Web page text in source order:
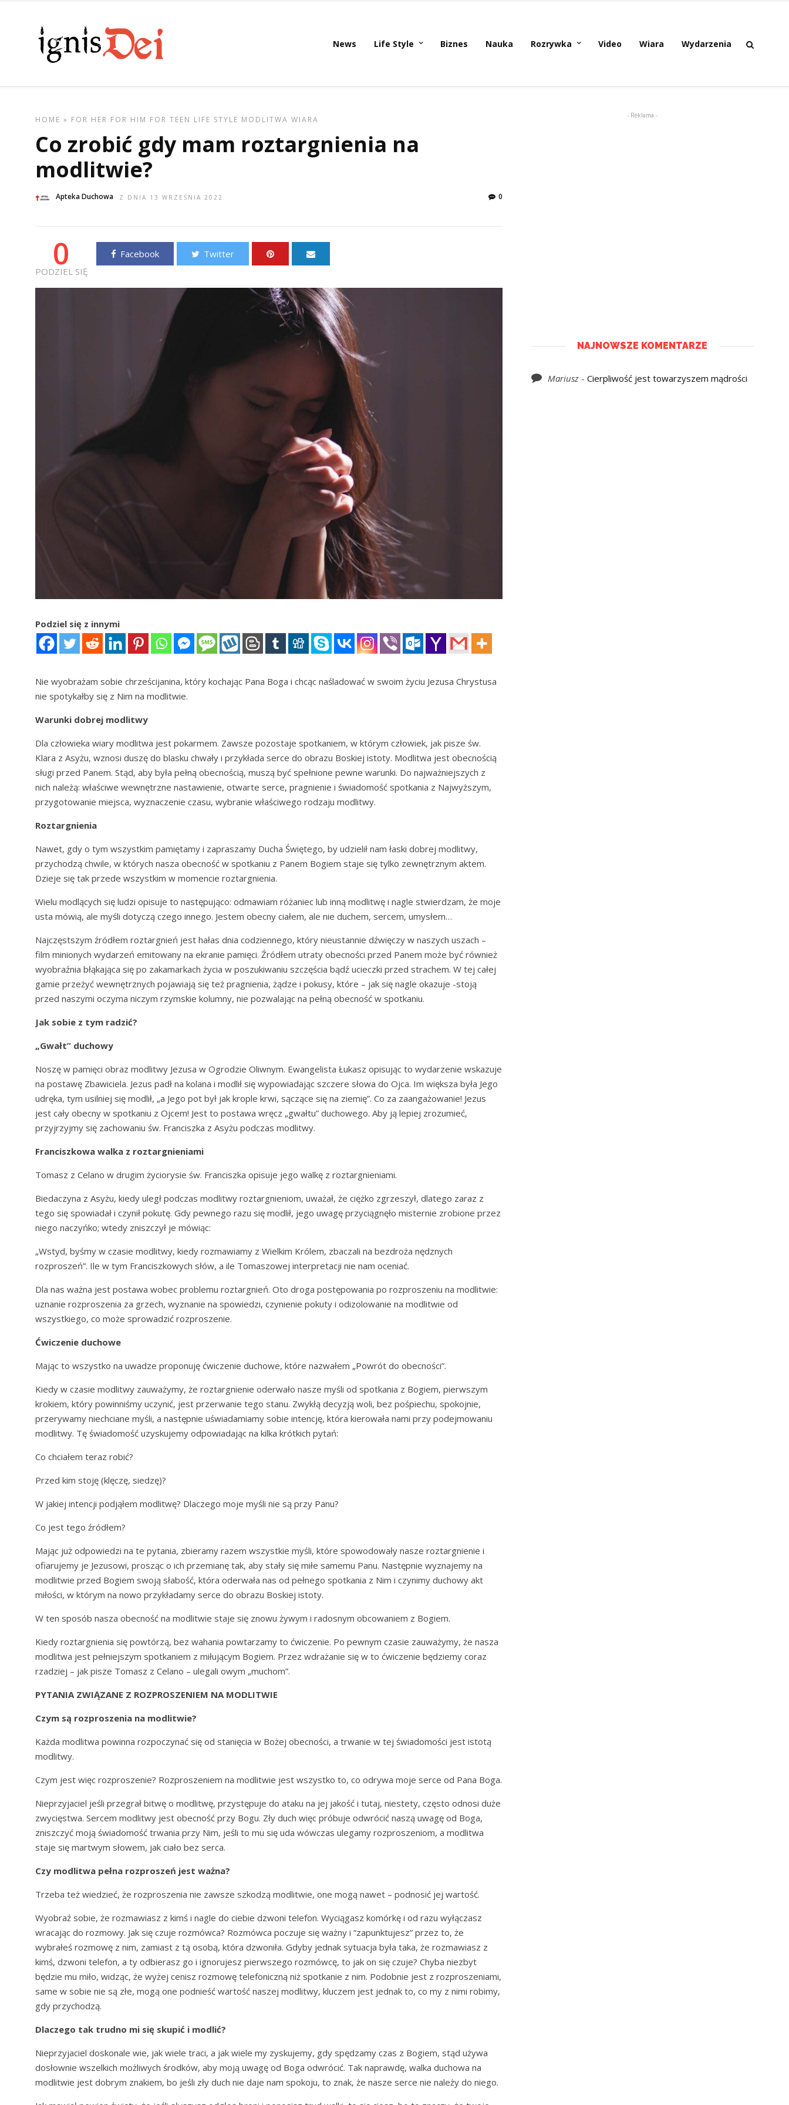
News Life Style Biznes Nauka Rozrywka Video Wiara Wydarzenia
HOME » FOR HER FOR HIM FOR TEEN LIFE STYLE MODLITWA WIARA
Co zrobić gdy mam roztargnienia na
modlitwie?
Apteka Duchowa Z DNIA 13 WRZEŚNIA 2022 0
0
PODZIEL SIĘ
Facebook Twitter
Podziel się z innymi
Nie wyobrażam sobie chrześcijanina, który kochając Pana Boga i chcąc naśladować w swoim życiu Jezusa Chrystusa
nie spotykałby się z Nim na modlitwie.
Warunki dobrej modlitwy
Dla człowieka wiary modlitwa jest pokarmem. Zawsze pozostaje spotkaniem, w którym człowiek, jak pisze św.
Klara z Asyżu, wznosi duszę do blasku chwały i przykłada serce do obrazu Boskiej istoty. Modlitwa jest obecnością
sługi przed Panem. Stąd, aby była pełną obecnością, muszą być spełnione pewne warunki. Do najważniejszych z
nich należą: właściwe wewnętrzne nastawienie, otwarte serce, pragnienie i świadomość spotkania z Najwyższym,
przygotowanie miejsca, wyznaczenie czasu, wybranie właściwego rodzaju modlitwy.
Roztargnienia
Nawet, gdy o tym wszystkim pamiętamy i zapraszamy Ducha Świętego, by udzielił nam łaski dobrej modlitwy,
przychodzą chwile, w których nasza obecność w spotkaniu z Panem Bogiem staje się tylko zewnętrznym aktem.
Dzieje się tak przede wszystkim w momencie roztargnienia.
Wielu modlących się ludzi opisuje to następująco: odmawiam różaniec lub inną modlitwę i nagle stwierdzam, że moje
usta mówią, ale myśli dotyczą czego innego. Jestem obecny ciałem, ale nie duchem, sercem, umysłem…
Najczęstszym źródłem roztargnień jest hałas dnia codziennego, który nieustannie dźwięczy w naszych uszach –
film minionych wydarzeń emitowany na ekranie pamięci. Źródłem utraty obecności przed Panem może być również
wyobraźnia błąkająca się po zakamarkach życia w poszukiwaniu szczęścia bądź ucieczki przed strachem. W tej całej
gamie przeżyć wewnętrznych pojawiają się też pragnienia, żądze i pokusy, które – jak się nagle okazuje -stoją
przed naszymi oczyma niczym rzymskie kolumny, nie pozwalając na pełną obecność w spotkaniu.
Jak sobie z tym radzić?
„Gwałt” duchowy
Noszę w pamięci obraz modlitwy Jezusa w Ogrodzie Oliwnym. Ewangelista Łukasz opisując to wydarzenie wskazuje
na postawę Zbawiciela. Jezus padł na kolana i modlił się wypowiadając szczere słowa do Ojca. Im większa była Jego
udręka, tym usilniej się modlił, „a Jego pot był jak krople krwi, sączące się na ziemię”. Co za zaangażowanie! Jezus
jest cały obecny w spotkaniu z Ojcem! Jest to postawa wręcz „gwałtu” duchowego. Aby ją lepiej zrozumieć,
przyjrzyjmy się zachowaniu św. Franciszka z Asyżu podczas modlitwy.
Franciszkowa walka z roztargnieniami
Tomasz z Celano w drugim życiorysie św. Franciszka opisuje jego walkę z roztargnieniami.
Biedaczyna z Asyżu, kiedy uległ podczas modlitwy roztargnieniom, uważał, że ciężko zgrzeszył, dlatego zaraz z
tego się spowiadał i czynił pokutę. Gdy pewnego razu się modlił, jego uwagę przyciągnęło misternie zrobione przez
niego naczyńko; wtedy zniszczył je mówiąc:
„Wstyd, byśmy w czasie modlitwy, kiedy rozmawiamy z Wielkim Królem, zbaczali na bezdroża nędznych
rozproszeń”. Ile w tym Franciszkowych słów, a ile Tomaszowej interpretacji nie nam oceniać.
Dla nas ważna jest postawa wobec problemu roztargnień. Oto droga postępowania po rozproszeniu na modlitwie:
uznanie rozproszenia za grzech, wyznanie na spowiedzi, czynienie pokuty i odizolowanie na modlitwie od
wszystkiego, co może sprowadzić rozproszenie.
Ćwiczenie duchowe
Mając to wszystko na uwadze proponuję ćwiczenie duchowe, które nazwałem „Powrót do obecności”.
Kiedy w czasie modlitwy zauważymy, że roztargnienie oderwało nasze myśli od spotkania z Bogiem, pierwszym
krokiem, który powinniśmy uczynić, jest przerwanie tego stanu. Zwykłą decyzją woli, bez pośpiechu, spokojnie,
przerywamy niechciane myśli, a następnie uświadamiamy sobie intencję, która kierowała nami przy podejmowaniu
modlitwy. Tę świadomość uzyskujemy odpowiadając na kilka krótkich pytań:
Co chciałem teraz robić?
Przed kim stoję (klęczę, siedzę)?
W jakiej intencji podjąłem modlitwę? Dlaczego moje myśli nie są przy Panu?
Co jest tego źródłem?
Mając już odpowiedzi na te pytania, zbieramy razem wszystkie myśli, które spowodowały nasze roztargnienie i
ofiarujemy je Jezusowi, prosząc o ich przemianę tak, aby stały się miłe samemu Panu. Następnie wyznajemy na
modlitwie przed Bogiem swoją słabość, która oderwała nas od pełnego spotkania z Nim i czynimy duchowy akt
miłości, w którym na nowo przykładamy serce do obrazu Boskiej istoty.
W ten sposób nasza obecność na modlitwie staje się znowu żywym i radosnym obcowaniem z Bogiem.
Kiedy roztargnienia się powtórzą, bez wahania powtarzamy to ćwiczenie. Po pewnym czasie zauważymy, że nasza
modlitwa jest pełniejszym spotkaniem z miłującym Bogiem. Przez wdrażanie się w to ćwiczenie będziemy coraz
rzadziej – jak pisze Tomasz z Celano – ulegali owym „muchom”.
PYTANIA ZWIĄZANE Z ROZPROSZENIEM NA MODLITWIE
Czym są rozproszenia na modlitwie?
Każda modlitwa powinna rozpoczynać się od stanięcia w Bożej obecności, a trwanie w tej świadomości jest istotą
modlitwy.
Czym jest więc rozproszenie? Rozproszeniem na modlitwie jest wszystko to, co odrywa moje serce od Pana Boga.
Nieprzyjaciel jeśli przegrał bitwę o modlitwę, przystępuje do ataku na jej jakość i tutaj, niestety, często odnosi duże
zwycięstwa. Sercem modlitwy jest obecność przy Bogu. Zły duch więc próbuje odwrócić naszą uwagę od Boga,
zniszczyć moją świadomość trwania przy Nim, jeśli to mu się uda wówczas ulegamy rozproszeniom, a modlitwa
staje się martwym słowem, jak ciało bez serca.
Czy modlitwa pełna rozproszeń jest ważna?
Trzeba też wiedzieć, że rozproszenia nie zawsze szkodzą modlitwie, one mogą nawet – podnosić jej wartość.
Wyobraź sobie, że rozmawiasz z kimś i nagle do ciebie dzwoni telefon. Wyciągasz komórkę i od razu wyłączasz
wracając do rozmowy. Jak się czuje rozmówca? Rozmówca poczuje się ważny i “zapunktujesz” przez to, że
wybrałeś rozmowę z nim, zamiast z tą osobą, która dzwoniła. Gdyby jednak sytuacja była taka, że rozmawiasz z
kimś, dzwoni telefon, a ty odbierasz go i ignorujesz pierwszego rozmówcę, to jak on się czuje? Chyba niezbyt
będzie mu miło, widząc, że wyżej cenisz rozmowę telefoniczną niż spotkanie z nim. Podobnie jest z rozproszeniami,
same w sobie nie są złe, mogą one podnieść wartość naszej modlitwy, kluczem jest jednak to, co my z nimi robimy,
gdy przychodzą.
Dlaczego tak trudno mi się skupić i modlić?
Nieprzyjaciel doskonale wie, jak wiele traci, a jak wiele my zyskujemy, gdy spędzamy czas z Bogiem, stąd używa
dosłownie wszelkich możliwych środków, aby moją uwagę od Boga odwrócić. Tak naprawdę, walka duchowa na
modlitwie jest dobrym znakiem, bo jeśli zły duch nie daje nam spokoju, to znak, że nasze serce nie należy do niego.
- Reklama -
NAJNOWSZE KOMENTARZE
Mariusz- Cierpliwość jest towarzyszem mądrości